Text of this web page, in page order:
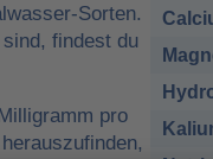
Sorten.
findest du
pro